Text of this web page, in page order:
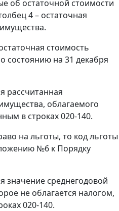
об остаточной стоимости
4 – остаточная
стоимость
состоянию на 31 декабря
рассчитанная
облагаемого
в строках 020-140.
на льготы, то код льготы
№6 к Порядку
значение среднегодовой
не облагается налогом,
020-140.